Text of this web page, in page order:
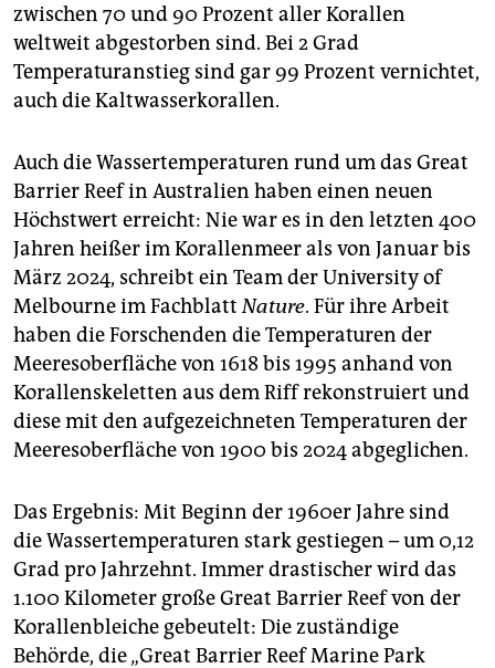
zwischen 70 und 90 Prozent aller Korallen
weltweit abgestorben sind. Bei 2 Grad
Temperaturanstieg sind gar 99 Prozent vernichtet,
auch die Kaltwasserkorallen.
Auch die Wassertemperaturen rund um das Great
Barrier Reef in Australien haben einen neuen
Höchstwert erreicht: Nie war es in den letzten 400
Jahren heißer im Korallenmeer als von Januar bis
März 2024, schreibt ein Team der University of
Melbourne im FachblattNature. Für ihre Arbeit
haben die Forschenden die Temperaturen der
Meeresoberfläche von 1618 bis 1995 anhand von
Korallenskeletten aus dem Riff rekonstruiert und
diese mit den aufgezeichneten Temperaturen der
Meeresoberfläche von 1900 bis 2024 abgeglichen.
Das Ergebnis: Mit Beginn der 1960er Jahre sind
die Wassertemperaturen stark gestiegen – um 0,12
Grad pro Jahrzehnt. Immer drastischer wird das
1.100 Kilometer große Great Barrier Reef von der
Korallenbleiche gebeutelt: Die zuständige
Behörde, die „Great Barrier Reef Marine Park